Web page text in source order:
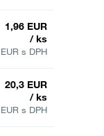
1,96 EUR
/ ks
s DPH
20,3 EUR
/ ks
s DPH